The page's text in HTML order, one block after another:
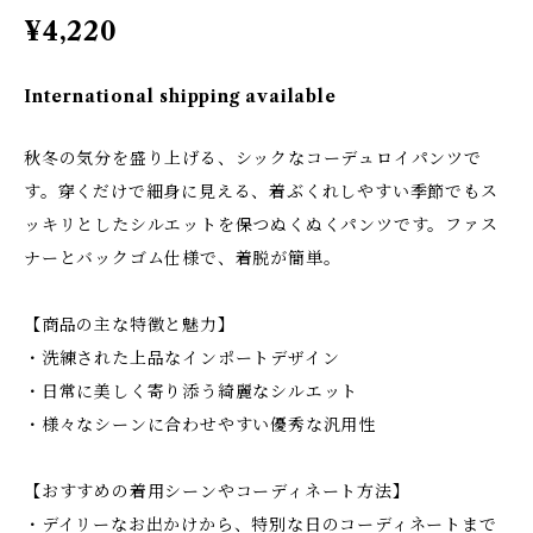
¥4,220
International shipping available
秋冬の気分を盛り上げる、シックなコーデュロイパンツで
す。穿くだけで細身に見える、着ぶくれしやすい季節でもス
ッキリとしたシルエットを保つぬくぬくパンツです。ファス
ナーとバックゴム仕様で、着脱が簡単。
【商品の主な特徴と魅力】
・洗練された上品なインポートデザイン
・日常に美しく寄り添う綺麗なシルエット
・様々なシーンに合わせやすい優秀な汎用性
【おすすめの着用シーンやコーディネート方法】
・デイリーなお出かけから、特別な日のコーディネートまで